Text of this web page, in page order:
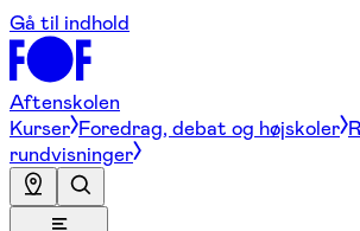
Gå til indhold
Aftenskolen
Kurser Foredrag, debat og højskoler
rundvisninger